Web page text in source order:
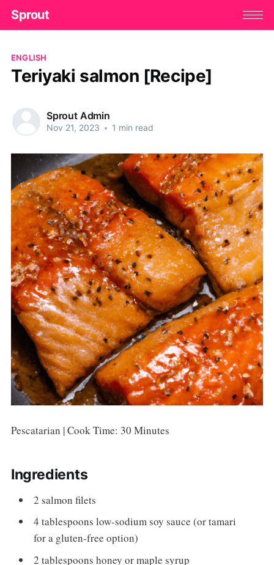
Sprout
ENGLISH
Teriyaki salmon [Recipe]
Sprout Admin
Nov 21, 2023 • 1 min read
Pescatarian | Cook Time: 30 Minutes
Ingredients
2 salmon filets
4 tablespoons low-sodium soy sauce (or tamari
for a gluten-free option)
2 tablespoons honey or maple syrup